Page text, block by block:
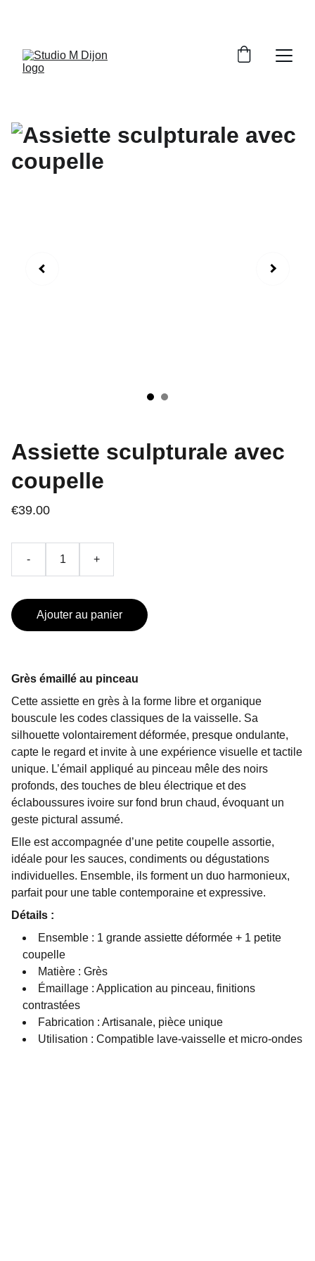
Assiette sculpturale avec
coupelle
€39.00
- +
Ajouter au panier
Grès émaillé au pinceau
Cette assiette en grès à la forme libre et organique
bouscule les codes classiques de la vaisselle. Sa
silhouette volontairement déformée, presque ondulante,
capte le regard et invite à une expérience visuelle et tactile
unique. L’émail appliqué au pinceau mêle des noirs
profonds, des touches de bleu électrique et des
éclaboussures ivoire sur fond brun chaud, évoquant un
geste pictural assumé.
Elle est accompagnée d’une petite coupelle assortie,
idéale pour les sauces, condiments ou dégustations
individuelles. Ensemble, ils forment un duo harmonieux,
parfait pour une table contemporaine et expressive.
Détails :
Ensemble : 1 grande assiette déformée + 1 petite
coupelle
Matière : Grès
Émaillage : Application au pinceau, finitions
contrastées
Fabrication : Artisanale, pièce unique
Utilisation : Compatible lave-vaisselle et micro-ondes